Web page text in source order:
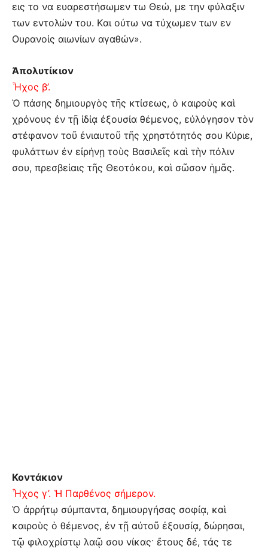
εις το να ευαρεστήσωμεν τω Θεώ, με την φύλαξιν
των εντολών του. Kαι ούτω να τύχωμεν των εν
Oυρανοίς αιωνίων αγαθών».
Ἀπολυτίκιον
Ἦχος β’.
Ὁ πάσης δημιουργὸς τῆς κτίσεως, ὁ καιροὺς καὶ
χρόνους ἐν τῇ ἰδίᾳ ἐξουσία θέμενος, εὐλόγησον τὸν
στέφανον τοῦ ἐνιαυτοῦ τῆς χρηστότητός σου Κύριε,
φυλάττων ἐν εἰρήνῃ τοὺς Βασιλεῖς καὶ τὴν πόλιν
σου, πρεσβείαις τῆς Θεοτόκου, καὶ σῶσον ἡμᾶς.
Κοντάκιον
Ἦχος γ’. Ἡ Παρθένος σήμερον.
Ὁ ἀρρήτῳ σύμπαντα, δημιουργήσας σοφίᾳ, καὶ
καιροὺς ὁ θέμενος, ἐν τῇ αὐτοῦ ἐξουσίᾳ, δώρησαι,
τῷ φιλοχρίστῳ λαῷ σου νίκας· ἔτους δέ, τάς τε